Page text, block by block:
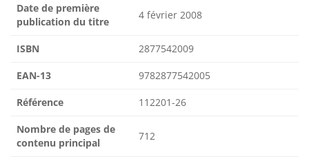
Date de première
publication du titre
4 février 2008
ISBN 2877542009
EAN-13 9782877542005
Référence 112201-26
Nombre de pages de
contenu principal
712